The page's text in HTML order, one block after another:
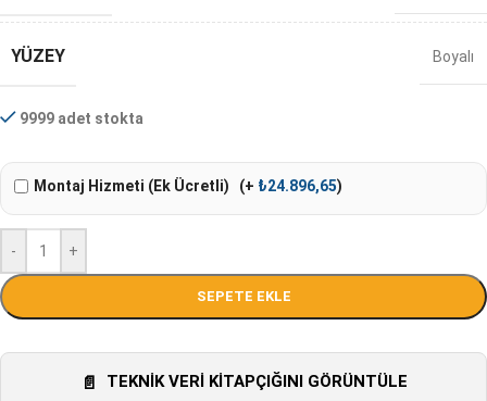
YÜZEY Boyalı
9999 adet stokta
Montaj Hizmeti (Ek Ücretli) (+ ₺24.896,65)
- +
SEPETE EKLE
TEKNIK VERI KITAPÇIĞINI GÖRÜNTÜLE